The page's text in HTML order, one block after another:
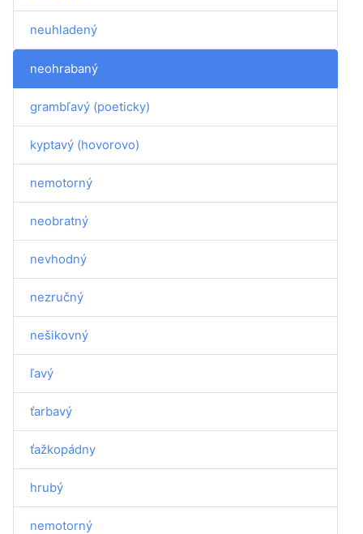
neuhladený
neohrabaný
grambľavý (poeticky)
kyptavý (hovorovo)
nemotorný
neobratný
nevhodný
nezručný
nešikovný
ľavý
ťarbavý
ťažkopádny
hrubý
nemotorný